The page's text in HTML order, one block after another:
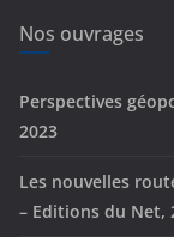
e
s
Nos ouvrages
Perspectives
2023
Les nouvelles
– Editions du Net,